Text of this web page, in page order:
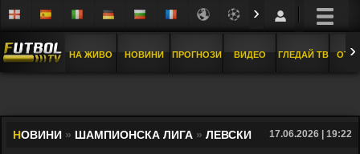
›
НА ЖИВО НОВИНИ ПРОГНОЗИ ВИДЕО ГЛЕДАЙ ТВ ›
НОВИНИ » ШАМПИОНСКА ЛИГА » ЛЕВСКИ 17.06.2026 | 19:22